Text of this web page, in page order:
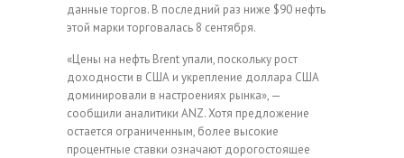
данные торгов. В последний раз ниже $90 нефть
этой марки торговалась 8 сентября.
«Цены на нефть Brent упали, поскольку рост
доходности в США и укрепление доллара США
доминировали в настроениях рынка», —
сообщили аналитики ANZ. Хотя предложение
остается ограниченным, более высокие
процентные ставки означают дорогостоящее